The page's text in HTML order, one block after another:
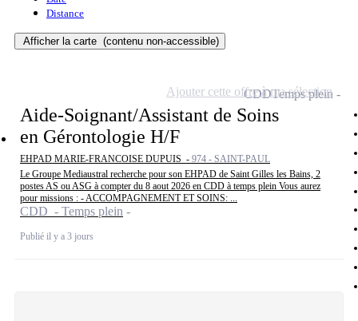
Distance
Afficher la carte (contenu non-accessible)
Aide-Soignant/Assistant de Soins
en Gérontologie H/F
EHPAD MARIE-FRANCOISE DUPUIS - 974 - SAINT-PAUL
Le Groupe Mediaustral recherche pour son EHPAD de Saint Gilles les Bains, 2
postes AS ou ASG à compter du 8 aout 2026 en CDD à temps plein Vous aurez
pour missions : - ACCOMPAGNEMENT ET SOINS: ...
CDD - Temps plein
Publié il y a 3 jours
CDDTemps plein
Ajouter cette offre à ma sélection